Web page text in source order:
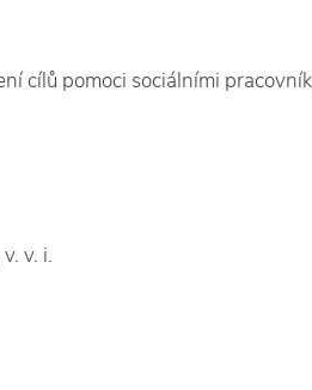
cílů pomoci sociálními
v. i.